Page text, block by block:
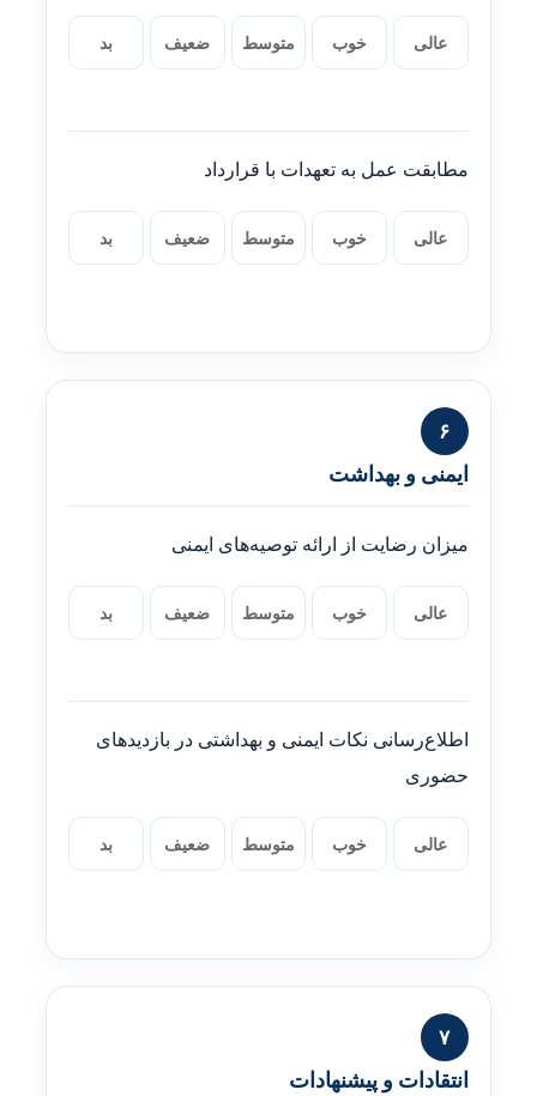
عالی خوب متوسط ضعیف بد
مطابقت عمل به تعهدات با قرارداد
عالی خوب متوسط ضعیف بد
۶
ایمنی و بهداشت
میزان رضایت از ارائه توصیه‌های ایمنی
عالی خوب متوسط ضعیف بد
اطلاع‌رسانی نکات ایمنی و بهداشتی در بازدیدهای
حضوری
عالی خوب متوسط ضعیف بد
۷
انتقادات و پیشنهادات